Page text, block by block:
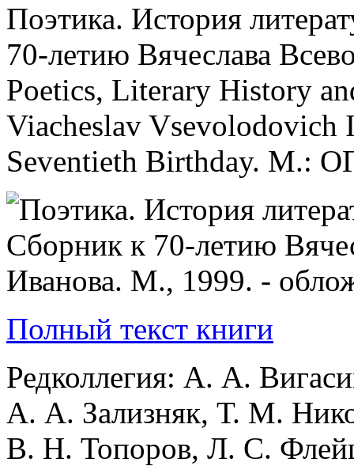
Поэтика. История
70-летию Вячеслава
Poetics, Literary History
Viacheslav Vsevolodovich
Seventieth Birthday. M.:
Полный текст книги
Редколлегия: А. А.
А. А. Зализняк, Т. М.
В. Н. Топоров, Л. С.